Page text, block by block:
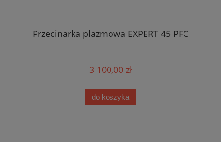
Przecinarka plazmowa EXPERT 45 PFC
3 100,00 zł
do koszyka